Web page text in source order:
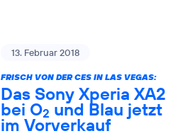
13. Februar 2018
FRISCH VON DER CES IN LAS VEGAS:
Das Sony Xperia XA2
bei O2 und Blau jetzt
im Vorverkauf